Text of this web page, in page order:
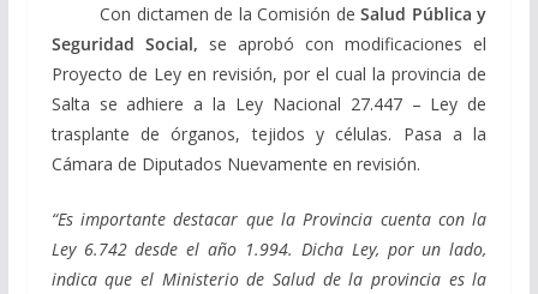
Con dictamen de la Comisión deSalud Pública y
Seguridad Social, se aprobó con modificaciones el
Proyecto de Ley en revisión, por el cual la provincia de
Salta se adhiere a la Ley Nacional 27.447 – Ley de
trasplante de órganos, tejidos y células. Pasa a la
Cámara de Diputados Nuevamente en revisión.
“Es importante destacar que la Provincia cuenta con la
Ley 6.742 desde el año 1.994. Dicha Ley, por un lado,
indica que el Ministerio de Salud de la provincia es la